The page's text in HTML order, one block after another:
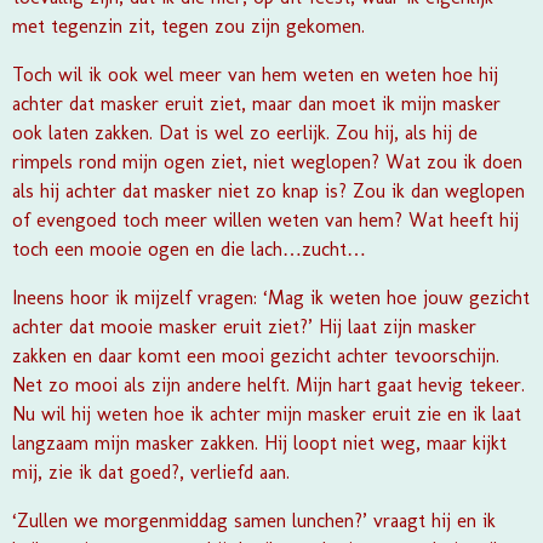
met tegenzin zit, tegen zou zijn gekomen.
Toch wil ik ook wel meer van hem weten en weten hoe hij
achter dat masker eruit ziet, maar dan moet ik mijn masker
ook laten zakken. Dat is wel zo eerlijk. Zou hij, als hij de
rimpels rond mijn ogen ziet, niet weglopen? Wat zou ik doen
als hij achter dat masker niet zo knap is? Zou ik dan weglopen
of evengoed toch meer willen weten van hem? Wat heeft hij
toch een mooie ogen en die lach…zucht…
Ineens hoor ik mijzelf vragen: ‘Mag ik weten hoe jouw gezicht
achter dat mooie masker eruit ziet?’ Hij laat zijn masker
zakken en daar komt een mooi gezicht achter tevoorschijn.
Net zo mooi als zijn andere helft. Mijn hart gaat hevig tekeer.
Nu wil hij weten hoe ik achter mijn masker eruit zie en ik laat
langzaam mijn masker zakken. Hij loopt niet weg, maar kijkt
mij, zie ik dat goed?, verliefd aan.
‘Zullen we morgenmiddag samen lunchen?’ vraagt hij en ik